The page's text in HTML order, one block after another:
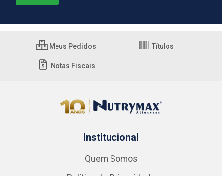
Meus Pedidos Títulos
Notas Fiscais
Institucional
Quem Somos